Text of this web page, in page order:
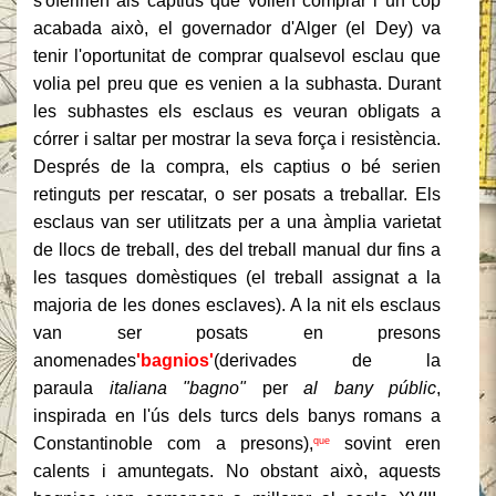
acabada això, el governador d'Alger (el Dey) va
tenir l'oportunitat de comprar qualsevol esclau que
volia pel preu que es venien a la subhasta. Durant
les subhastes els esclaus es veuran obligats a
córrer i saltar per mostrar la seva força i resistència.
Després de la compra, els captius o bé serien
retinguts per rescatar, o ser posats a treballar. Els
esclaus van ser utilitzats per a una àmplia varietat
de llocs de treball, des del treball manual dur fins a
les tasques domèstiques (el treball assignat a la
majoria de les dones esclaves). A la nit els esclaus
van ser posats en presons
anomenades'bagnios'(derivades de la
paraula italiana "bagno"per al bany públic,
inspirada en l'ús dels turcs dels banys romans a
Constantinoble com a presons),que
sovint eren
calents i amuntegats. No obstant això, aquests